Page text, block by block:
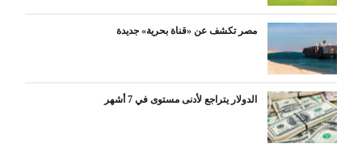
مصر تكشف عن «قناة بحرية» جديدة
الدولار يتراجع لأدنى مستوى في 7 أشهر